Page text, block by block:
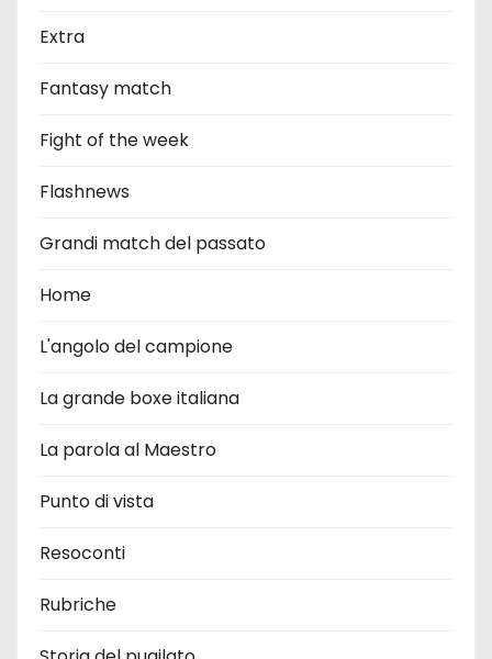
Extra
Fantasy match
Fight of the week
Flashnews
Grandi match del passato
Home
L'angolo del campione
La grande boxe italiana
La parola al Maestro
Punto di vista
Resoconti
Rubriche